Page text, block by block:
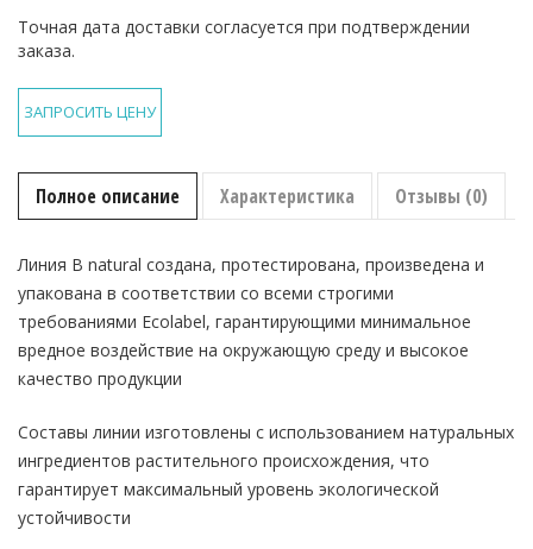
Точная дата доставки согласуется при подтверждении
заказа.
ЗАПРОСИТЬ ЦЕНУ
Полное описание Характеристика Отзывы (0)
Линия B natural создана, протестирована, произведена и
упакована в соответствии со всеми строгими
требованиями Ecolabel, гарантирующими минимальное
вредное воздействие на окружающую среду и высокое
качество продукции
Составы линии изготовлены с использованием натуральных
ингредиентов растительного происхождения, что
гарантирует максимальный уровень экологической
устойчивости